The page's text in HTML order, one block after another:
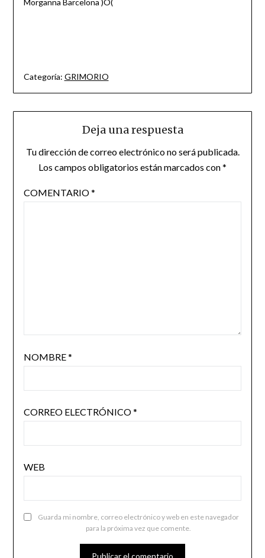
Morganna Barcelona )O(
Categoría: GRIMORIO
Deja una respuesta
Tu dirección de correo electrónico no será publicada.
Los campos obligatorios están marcados con*
COMENTARIO*
NOMBRE*
CORREO ELECTRÓNICO*
WEB
Guarda mi nombre, correo electrónico y web en este navegador
para la próxima vez que comente.